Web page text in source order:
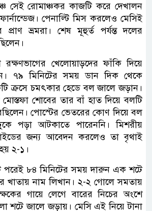
সেই রোমাঞ্চকর কাজটি করে দেখালন
পেনাল্টি মিস করলেও মেসিই
প্রাণ ভ্রমরা। শেষ মূহুর্ত পর্যন্ত দলের
রক্ষণভাগের খেলোয়াড়দের ফাঁকি দিয়ে
৭৯ মিনিটের সময় ডান দিক থেকে
ক্রসে চমৎকার হেডে বল জালে জড়ান।
শোবের তার বাঁ হাত দিয়ে বলটি
পোস্টের ভেতরের কোণ দিয়ে বল
পড়া আটকাতে পারেননি। মিশরীয়
জন্য আবেদন করলেও তা বৃথাই
২-১।
পরেই ৮৪ মিনিটের সময় দারুন এক শটে
খাতায় নাম লিখান। ২-২ গোলে সমতায়
গায়ে লেগে বারের নিচের অংশে
শটে জালে জড়ায়। মেসি এই নিয়ে টানা